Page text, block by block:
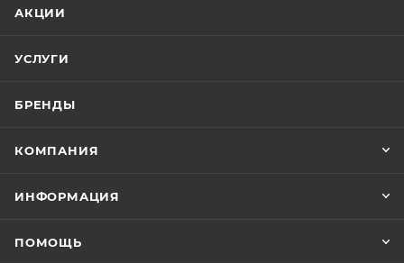
АКЦИИ
УСЛУГИ
БРЕНДЫ
КОМПАНИЯ
ИНФОРМАЦИЯ
ПОМОЩЬ